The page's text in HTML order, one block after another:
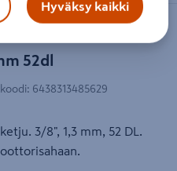
52dl
: 6438313485629
3/8", 1,3 mm, 52 DL.
Hyväksy kaikki